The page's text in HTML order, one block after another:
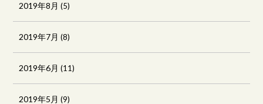
2019年8月 (5)
2019年7月 (8)
2019年6月 (11)
2019年5月 (9)